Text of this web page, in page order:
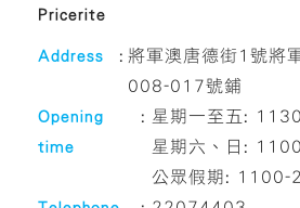
Pricerite
Address : 將軍澳唐德街1號將
008-017號鋪
Opening
time
: 星期一至五:
星期六、日:
公眾假期: 1100-